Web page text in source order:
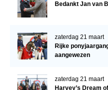
Regio Midden
Regio West
Regio Zuid
Bedankt Jan van
zaterdag 21 maart
Rijke
aangewezen
zaterdag 21 maart
Harvey’s Dream